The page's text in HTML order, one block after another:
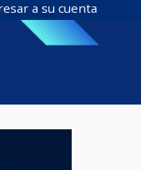
a su cuenta